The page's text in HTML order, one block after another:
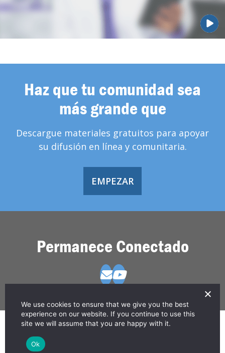
Haz que tu comunidad sea
más grande que
Descargue materiales gratuitos para apoyar
su difusión en línea y comunitaria.
EMPEZAR
Permanece Conectado
© 2026 Greater Than HIV
We use cookies to ensure that we give you the best
experience on our website. If you continue to use this
site we will assume that you are happy with it.
Ok